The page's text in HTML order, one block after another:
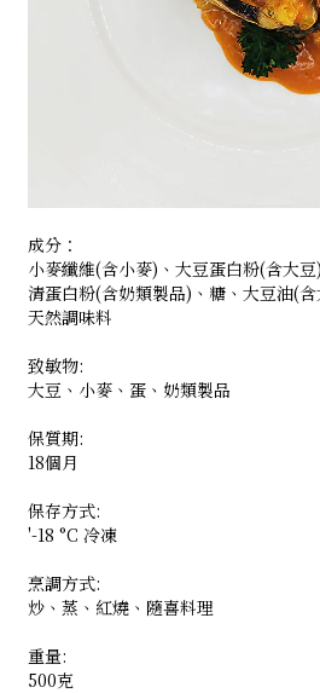
成分：
小麥纖維(含小麥)、大豆蛋白粉(含大
清蛋白粉(含奶類製品)、糖、大豆油(
天然調味料
致敏物:
大豆、小麥、蛋、奶類製品
保質期:
18個月
保存方式:
'-18 °C 冷凍
烹調方式:
炒、蒸、紅燒、隨喜料理
重量:
500克